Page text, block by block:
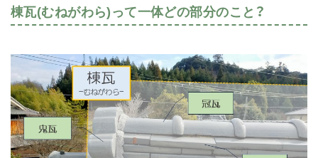
棟瓦(むねがわら)って一体どの部分のこと？